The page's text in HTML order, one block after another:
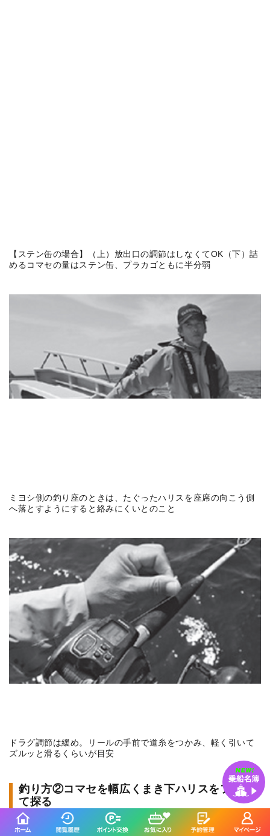
【ステン缶の場合】（上）放出口の調節はしなくてOK（下）詰
めるコマセの量はステン缶、プラカゴともに半分弱
ミヨシ側の釣り座のときは、たぐったハリスを座席の向こう側
へ落とすようにすると絡みにくいとのこと
ドラグ調節は緩め。リールの手前で道糸をつかみ、軽く引いて
ズルッと滑るくらいが目安
釣り方②コマセを幅広くまき下ハリスをフカセ
て探る